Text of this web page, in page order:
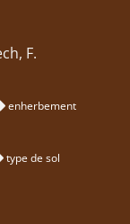
F.
enherbement
type de sol